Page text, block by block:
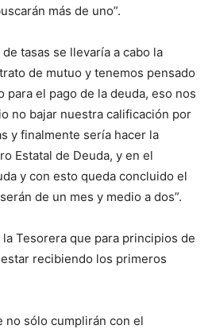
más de uno”.
tasas se llevaría a cabo la
de mutuo y tenemos pensado
el pago de la deuda, eso nos
no bajar nuestra calificación por
y finalmente sería hacer la
Estatal de Deuda, y en el
y con esto queda concluido el
de un mes y medio a dos”.
Tesorera que para principios de
recibiendo los primeros
no sólo cumplirán con el